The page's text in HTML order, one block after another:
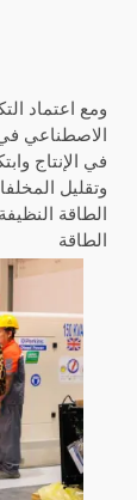
ومع اعتماد
الاصطناعي
في الإنتاج
وتقليل
الطاقة
الطاقة